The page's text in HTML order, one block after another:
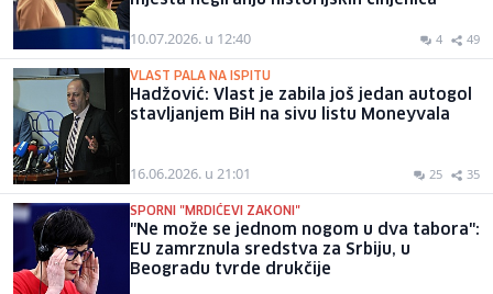
10.07.2026. u 12:40 4 49
VLAST PALA NA ISPITU
Hadžović: Vlast je zabila još jedan autogol
stavljanjem BiH na sivu listu Moneyvala
16.06.2026. u 21:01 25 35
SPORNI "MRDIĆEVI ZAKONI"
"Ne može se jednom nogom u dva tabora":
EU zamrznula sredstva za Srbiju, u
Beogradu tvrde drukčije